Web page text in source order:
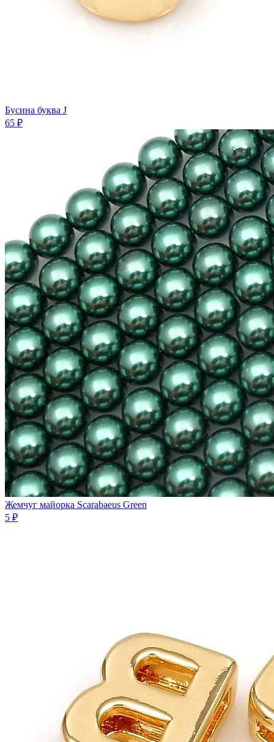
Бусина буква J
65 ₽
Жемчуг майорка Scarabaeus Green
5 ₽